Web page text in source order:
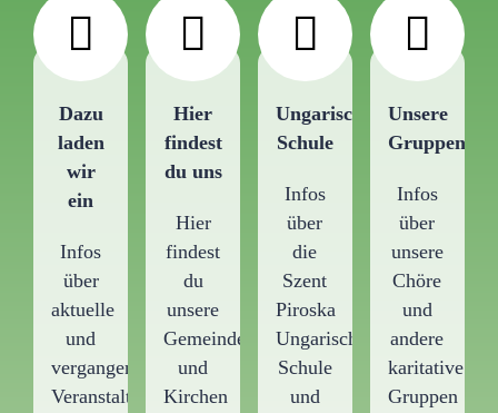
Dazu
laden
wir
ein
Infos
über
aktuelle
und
vergangene
Veranstaltungen
Hier
findest
du uns
Hier
findest
du
unsere
Gemeindezentren
und
Kirchen
Ungarische
Schule
Infos
über
die
Szent
Piroska
Ungarische
Schule
und
Unsere
Gruppen
Infos
über
unsere
Chöre
und
andere
karitative
Gruppen